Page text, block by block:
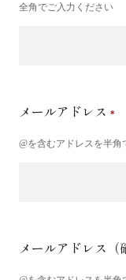
全角でご入力ください
メールアドレス
@を含むアドレスを半角
メールアドレス（